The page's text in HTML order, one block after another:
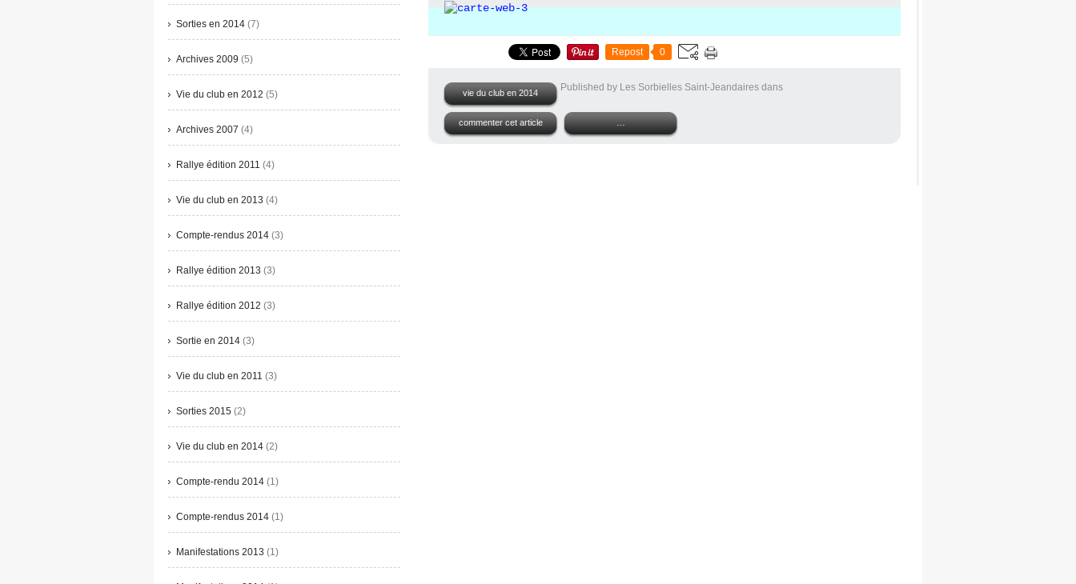
Sorties en 2014 (7)
Archives 2009 (5)
Vie du club en 2012 (5)
Archives 2007 (4)
Rallye édition 2011 (4)
Vie du club en 2013 (4)
Compte-rendus 2014 (3)
Rallye édition 2013 (3)
Rallye édition 2012 (3)
Sortie en 2014 (3)
Vie du club en 2011 (3)
Sorties 2015 (2)
Vie du club en 2014 (2)
Compte-rendu 2014 (1)
Compte-rendus 2014 (1)
Manifestations 2013 (1)
Repost 0
Published by Les Sorbielles Saint-Jeandaires dans
vie du club en 2014
commenter cet article …